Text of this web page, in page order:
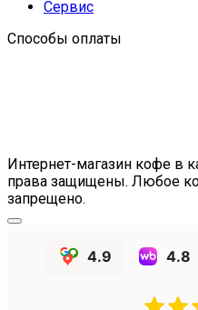
Сервис
Способы оплаты
Интернет-магазин кофе в
права защищены. Любое
запрещено.
4.9 4.8